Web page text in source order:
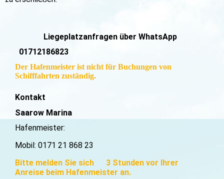
Liegeplatzanfragen über WhatsApp
01712186823
Der Hafenmeister ist nicht für Buchungen von
Schifffahrten zuständig.
Kontakt
Saarow Marina
Hafenmeister:
Mobil: 0171 21 868 23
Bitte melden Sie sich 3 Stunden vor Ihrer
Anreise beim Hafenmeister an.